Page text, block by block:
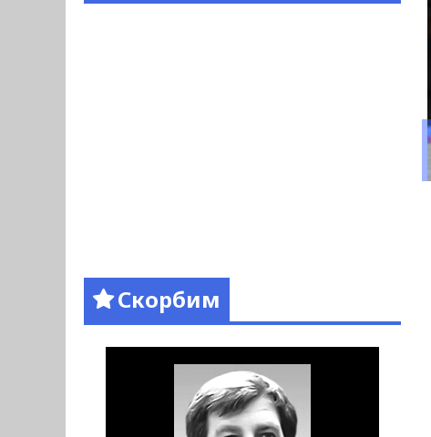
Скорбим